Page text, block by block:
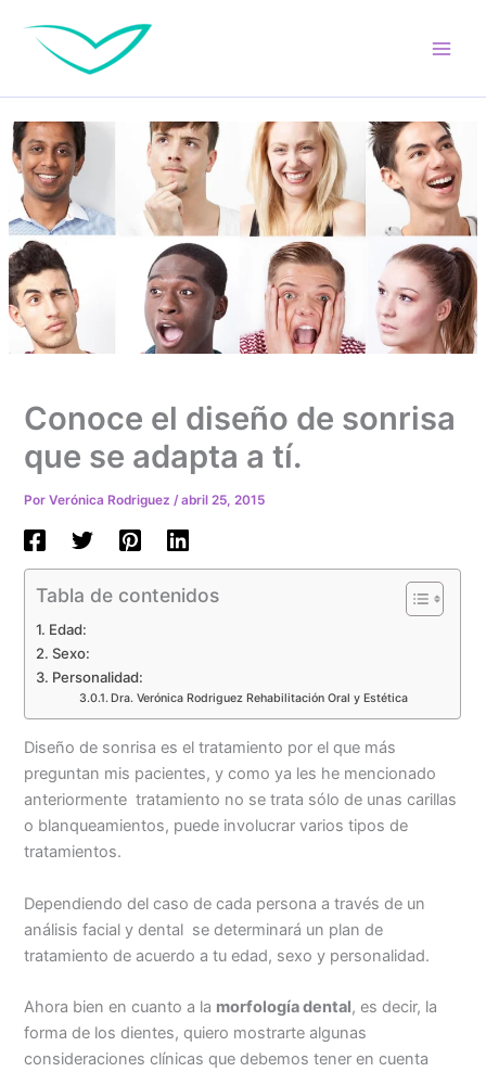
contenido
Conoce el diseño de sonrisa
que se adapta a tí.
PorVerónica Rodriguez/abril 25, 2015
Tabla de contenidos
Edad:
Sexo:
Personalidad:
Dra. Verónica Rodriguez Rehabilitación Oral y Estética
Diseño de sonrisa es el tratamiento por el que más
preguntan mis pacientes, y como ya les he mencionado
anteriormente tratamiento no se trata sólo de unas carillas
o blanqueamientos, puede involucrar varios tipos de
tratamientos.
Dependiendo del caso de cada persona a través de un
análisis facial y dental se determinará un plan de
tratamiento de acuerdo a tu edad, sexo y personalidad.
Ahora bien en cuanto a la morfología dental, es decir, la
forma de los dientes, quiero mostrarte algunas
consideraciones clínicas que debemos tener en cuenta